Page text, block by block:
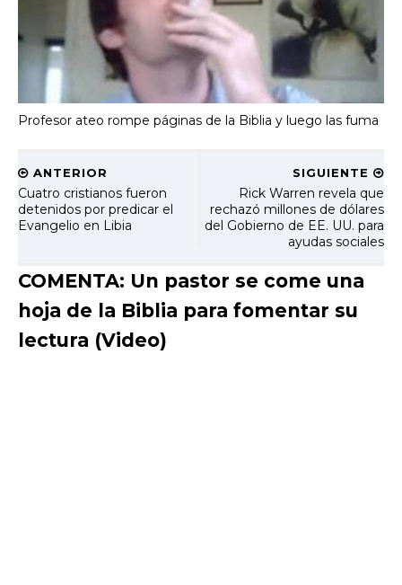
Profesor ateo rompe páginas de la Biblia y luego las fuma
SIGUIENTE
Rick Warren revela que
rechazó millones de dólares
del Gobierno de EE. UU. para
ayudas sociales
ANTERIOR
Cuatro cristianos fueron
detenidos por predicar el
Evangelio en Libia
COMENTA: Un pastor se come una
hoja de la Biblia para fomentar su
lectura (Video)